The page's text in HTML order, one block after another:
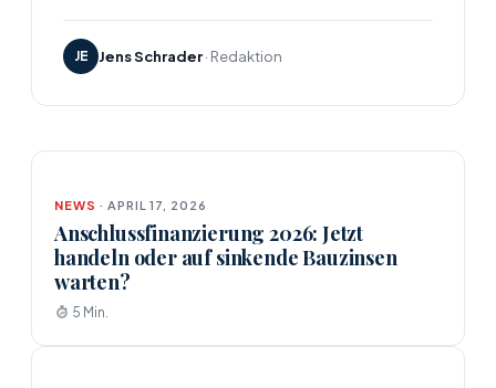
JE Jens Schrader· Redaktion
NEWS · APRIL 17, 2026
Anschlussfinanzierung 2026: Jetzt
handeln oder auf sinkende Bauzinsen
warten?
5 Min.